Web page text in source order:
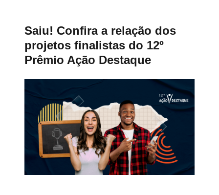
Saiu! Confira a relação dos
projetos finalistas do 12º
Prêmio Ação Destaque